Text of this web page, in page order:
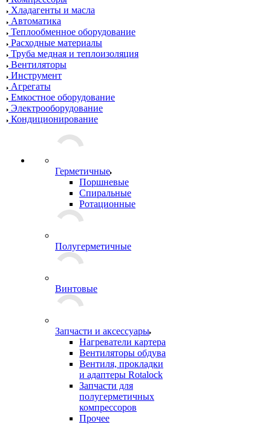
Хладагенты и масла
Автоматика
Теплообменное оборудование
Расходные материалы
Труба медная и теплоизоляция
Вентиляторы
Инструмент
Агрегаты
Емкостное оборудование
Электрооборудование
Кондиционирование
Герметичные
Поршневые
Спиральные
Ротационные
Полугерметичные
Винтовые
Запчасти и аксессуары
Нагреватели картера
Вентиляторы обдува
Вентиля, прокладки
и адаптеры Rotalock
Запчасти для
полугерметичных
компрессоров
Прочее